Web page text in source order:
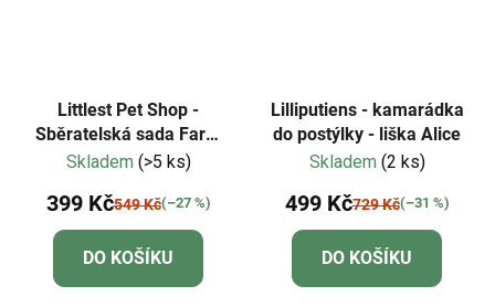
Littlest Pet Shop -
Sběratelská sada Farm
Besties
Skladem (>5 ks)
399 Kč549 Kč(–27 %)
DO KOŠÍKU
Lilliputiens - kamarádka
do postýlky - liška Alice
Skladem (2 ks)
499 Kč729 Kč(–31 %)
DO KOŠÍKU